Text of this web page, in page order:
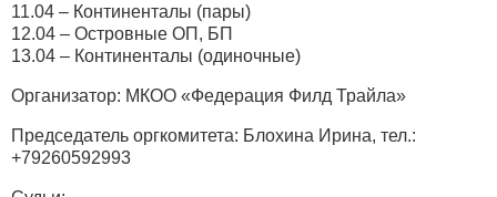
11.04 – Континенталы (пары)
12.04 – Островные ОП, БП
13.04 – Континенталы (одиночные)
Организатор: МКОО «Федерация Филд Трайла»
Председатель оргкомитета: Блохина Ирина, тел.:
+79260592993